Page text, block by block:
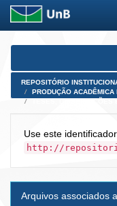
Skip
REPOSITÓRIO
PRODUÇÃO ACADÊMICA
Use este
http://
Arquivos associados